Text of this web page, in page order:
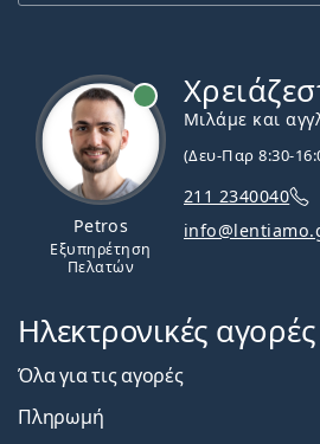
Petros
Εξυπηρέτηση
Πελατών
Μιλάμε και
(Δευ-Παρ 8:30-
211 2340040
Ηλεκτρονικές αγορές
Όλα για τις αγορές
Πληρωμή